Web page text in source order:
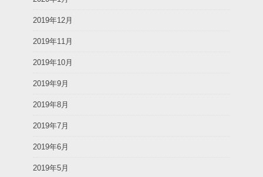
2019年12月
2019年11月
2019年10月
2019年9月
2019年8月
2019年7月
2019年6月
2019年5月